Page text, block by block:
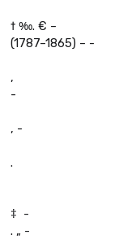
† ‰. € –
(1787–1865) – -
,
-
, -
.
‡  -
. „ -